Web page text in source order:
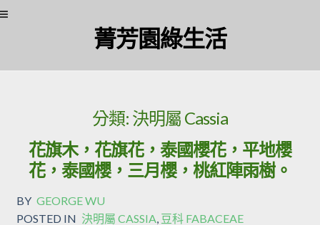
Skip to navigation菁芳園綠生活
分類: 決明屬 Cassia
花旗木，花旗花，泰國櫻花，平地櫻
花，泰國櫻，三月櫻，桃紅陣雨樹。
BY GEORGE WU
POSTED IN 決明屬 CASSIA, 豆科 FABACEAE